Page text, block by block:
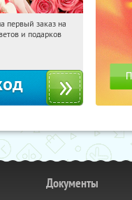
Получили:
первый заказ на
и подарков
Документы